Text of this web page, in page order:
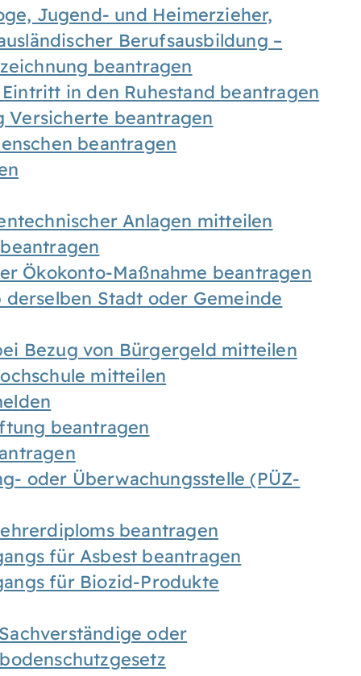
Jugend- und Heimerzieher,
Berufsausbildung –
beantragen
in den Ruhestand beantragen
Versicherte beantragen
beantragen
Anlagen mitteilen
Ökokonto-Maßnahme beantragen
Stadt oder Gemeinde
Bezug von Bürgergeld mitteilen
mitteilen
beantragen
oder Überwachungsstelle (PÜZ-
beantragen
für Asbest beantragen
für Biozid-Produkte
oder